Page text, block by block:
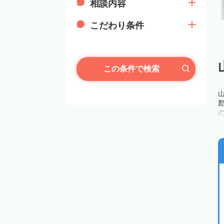
相談内容
こだわり条件
この条件で検索